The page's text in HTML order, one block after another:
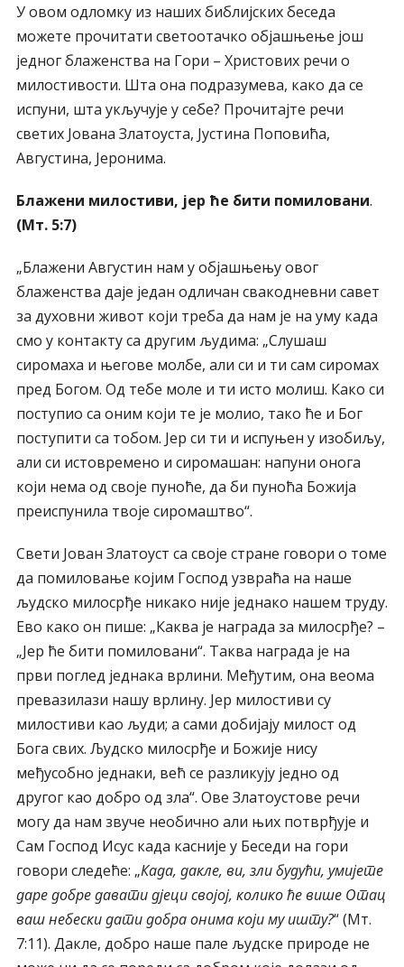
У овом одломку из наших библијских беседа
можете прочитати светоотачко објашњење још
једног блаженства на Гори – Христових речи о
милостивости. Шта она подразумева, како да се
испуни, шта укључује у себе? Прочитајте речи
светих Јована Златоуста, Јустина Поповића,
Августина, Јеронима.
Блажени милостиви, јер ће бити помиловани.
(Мт. 5:7)
„Блажени Августин нам у објашњењу овог
блаженства даје један одличан свакодневни савет
за духовни живот који треба да нам је на уму када
смо у контакту са другим људима: „Слушаш
сиромаха и његове молбе, али си и ти сам сиромах
пред Богом. Од тебе моле и ти исто молиш. Како си
поступио са оним који те је молио, тако ће и Бог
поступити са тобом. Јер си ти и испуњен у изобиљу,
али си истовремено и сиромашан: напуни онога
који нема од своје пуноће, да би пуноћа Божија
преиспунила твоје сиромаштво“.
Свети Јован Златоуст са своје стране говори о томе
да помиловање којим Господ узвраћа на нашe
људско милосрђе никако није једнако нашем труду.
Ево како он пише: „Каква је награда за милосрђе? –
„Јер ће бити помиловани“. Таква награда је на
први поглед једнака врлини. Међутим, она веома
превазилази нашу врлину. Јер милостиви су
милостиви као људи; а сами добијају милост од
Бога свих. Људско милосрђе и Божије нису
међусобно једнаки, већ се разликују једно од
другог као добро од зла“. Ове Златоустове речи
могу да нам звуче необично али њих потврђује и
Сам Господ Исус када касније у Беседи на гори
говори следеће: „Када, дакле, ви, зли будући, умијете
даре добре давати дјеци својој, колико ће више Отац
ваш небески дати добра онима који му ишту?“ (Мт.
7:11). Дакле, добро наше пале људске природе не